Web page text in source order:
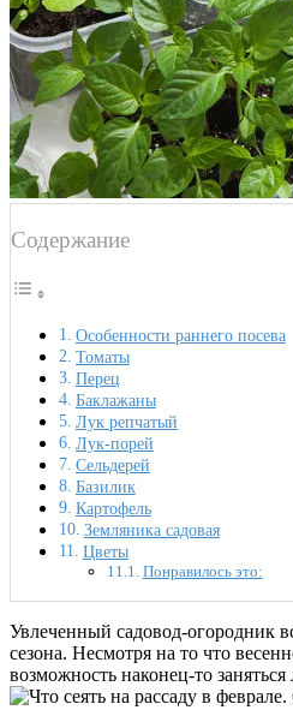
Содержание
Особенности раннего посева
Томаты
Перец
Баклажаны
Лук репчатый
Лук-порей
Сельдерей
Базилик
Картофель
Земляника садовая
Цветы
Понравилось это:
Увлеченный садовод-огородник
сезона. Несмотря на то что
возможность наконец-то